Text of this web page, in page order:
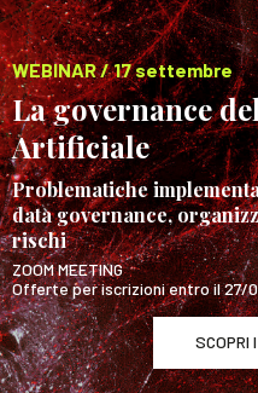
WEBINAR / 17 settembre
La governance
Artificiale
Problematiche
data governance,
rischi
ZOOM MEETING
Offerte per iscrizioni entro il 27/
SCOPRI